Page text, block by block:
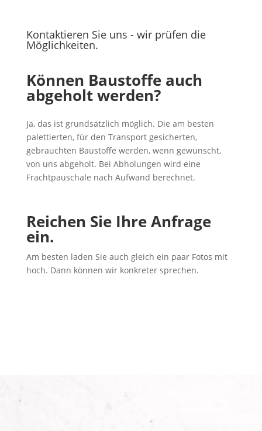
Kontaktieren Sie uns - wir prüfen die
Möglichkeiten.
Können Baustoffe auch
abgeholt werden?
Ja, das ist grundsätzlich möglich. Die am besten
palettierten, für den Transport gesicherten,
gebrauchten Baustoffe werden, wenn gewünscht,
von uns abgeholt. Bei Abholungen wird eine
Frachtpauschale nach Aufwand berechnet.
Reichen Sie Ihre Anfrage
ein.
Am besten laden Sie auch gleich ein paar Fotos mit
hoch. Dann können wir konkreter sprechen.